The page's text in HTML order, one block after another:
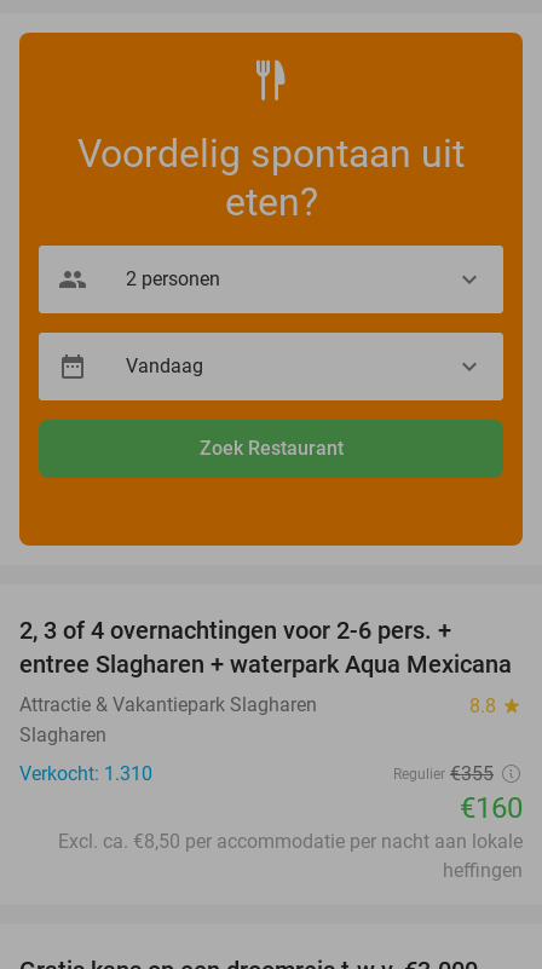
Voordelig spontaan uit
eten?
Zoek Restaurant
2, 3 of 4 overnachtingen voor 2-6 pers. +
entree Slagharen + waterpark Aqua Mexicana
Attractie & Vakantiepark Slagharen 8.8 star
Slagharen
Verkocht: 1.310
Regulier €355
€160
Excl. ca. €8,50 per accommodatie per nacht aan lokale
heffingen